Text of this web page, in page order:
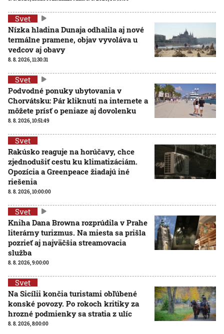
Svet
Nízka hladina Dunaja odhalila aj nové
termálne pramene, objav vyvoláva u
vedcov aj obavy
8. 8. 2026, 11:30:31
Svet
Podvodné ponuky ubytovania v
Chorvátsku: Pár kliknutí na internete a
môžete prísť o peniaze aj dovolenku
8. 8. 2026, 10:51:49
Svet
Rakúsko reaguje na horúčavy, chce
zjednodušiť cestu ku klimatizáciám.
Opozícia a Greenpeace žiadajú iné
riešenia
8. 8. 2026, 10:00:00
Svet
Kniha Dana Browna rozprúdila v Prahe
literárny turizmus. Na miesta sa prišla
pozrieť aj najväčšia streamovacia
služba
8. 8. 2026, 9:00:00
Svet
Na Sicílii končia turistami obľúbené
konské povozy. Po rokoch kritiky za
hrozné podmienky sa stratia z ulíc
8. 8. 2026, 8:00:00